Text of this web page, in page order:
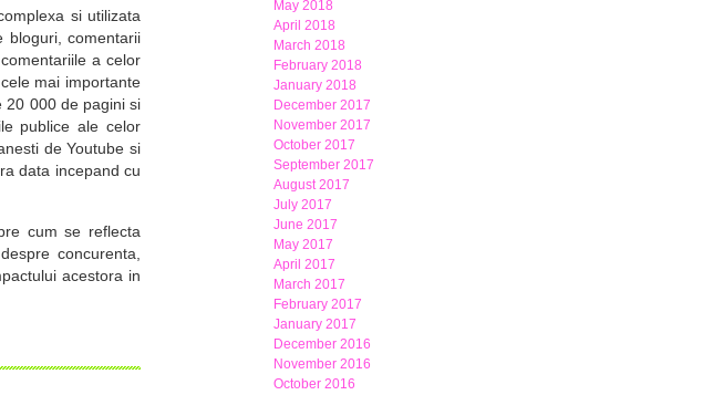
si utilizata
bloguri, comentarii
a celor
mai importante
20 000 de pagini si
publice ale celor
de Youtube si
data incepand cu
cum se reflecta
concurenta,
acestora in
May 2018
April 2018
March 2018
February 2018
January 2018
December 2017
November 2017
October 2017
September 2017
August 2017
July 2017
June 2017
May 2017
April 2017
March 2017
February 2017
January 2017
December 2016
November 2016
October 2016